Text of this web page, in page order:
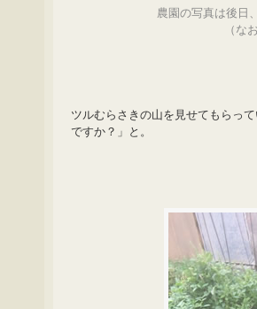
農園の写真は後日
（な
ツルむらさきの山を見せてもらっ
ですか？」と。